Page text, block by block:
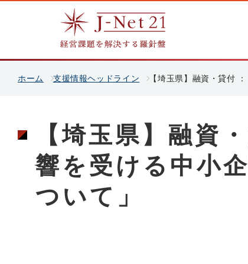
ホーム 支援情報ヘッドライン 【埼玉県】融資・貸付
【埼玉県】融資
響を受ける中小
ついて」